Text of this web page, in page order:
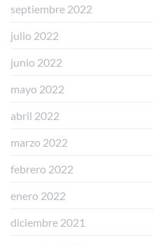
septiembre 2022
julio 2022
junio 2022
mayo 2022
abril 2022
marzo 2022
febrero 2022
enero 2022
diciembre 2021